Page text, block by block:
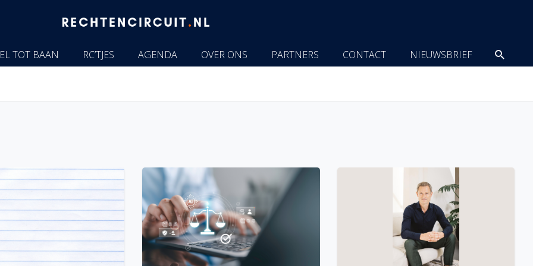
TOT BAAN RC’TJES AGENDA OVER ONS PARTNERS CONTACT NIEUWSBRIEF